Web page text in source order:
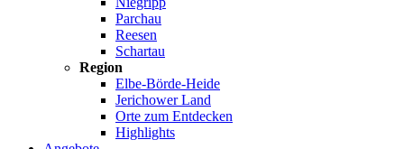
Parchau
Reesen
Schartau
Region
Elbe-Börde-Heide
Jerichower Land
Orte zum Entdecken
Highlights